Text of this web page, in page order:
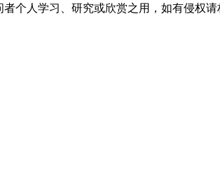
个人学习、研究或欣赏之用，如有侵权